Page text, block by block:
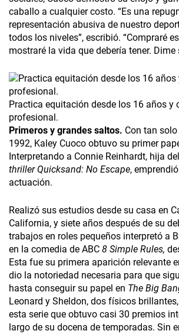
caballo a cualquier costo. “Es una
representación abusiva de nuestro
todos los niveles”, escribió. “Compraré
mostraré la vida que debería tener. Dime
Practica equitación desde los 16 años y
profesional.
Primeros y grandes saltos. Con tan
1992, Kaley Cuoco obtuvo su primer
Interpretando a Connie Reinhardt, hija
thriller Quicksand: No Escape,
actuación.
Realizó sus estudios desde su casa en
California, y siete años después de su
trabajos en roles pequeños interpretó a
en la comedia de ABC 8 Simple Rules,
Esta fue su primera aparición relevante
dio la notoriedad necesaria para que
hasta conseguir su papel en The Big
Leonard y Sheldon, dos físicos
esta serie que obtuvo casi 30 premios
largo de su docena de temporadas. Sin